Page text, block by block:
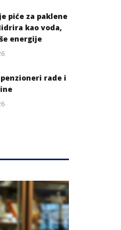
piće za paklene
kao voda,
energije
rade i